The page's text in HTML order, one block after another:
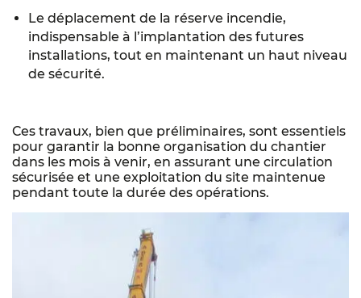
Le déplacement de la réserve incendie,
indispensable à l’implantation des futures
installations, tout en maintenant un haut niveau
de sécurité.
Ces travaux, bien que préliminaires, sont essentiels
pour garantir la bonne organisation du chantier
dans les mois à venir, en assurant une circulation
sécurisée et une exploitation du site maintenue
pendant toute la durée des opérations.